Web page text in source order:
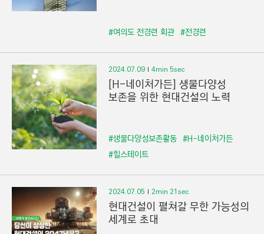
#여의도 전경련 회관 #전경련
2024.07.09 4min 5sec
[H-네이처가든] 생물다양성
보존을 위한 현대건설의 노력
#생물다양성보존활동 #H-네이처가든
#힐스테이트
2024.07.05 2min 21sec
현대건설이 펼쳐갈 무한 가능성의
세계로 초대